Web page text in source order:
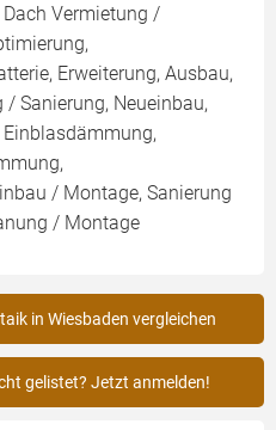
Vermietung /
Erweiterung, Ausbau,
Sanierung, Neueinbau,
/ Montage, Sanierung
/ Montage
in Wiesbaden vergleichen
gelistet? Jetzt anmelden!